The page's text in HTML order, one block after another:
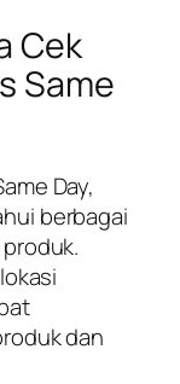
Cek
Same
Day,
berbagai
dan